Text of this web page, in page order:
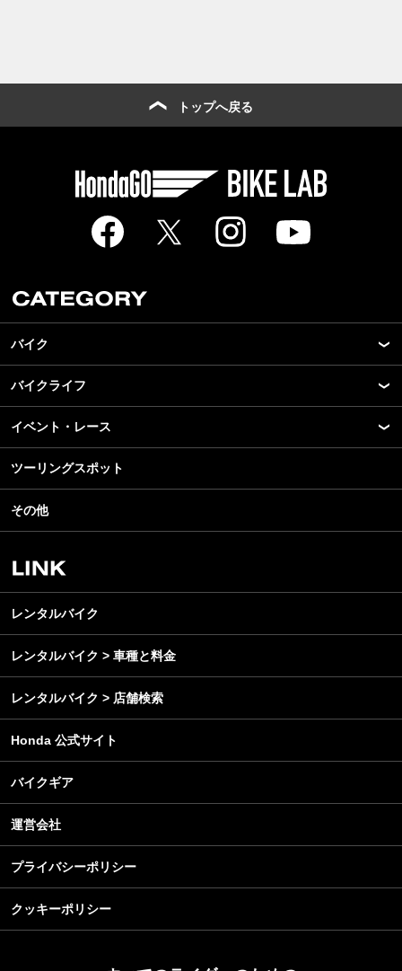
トップへ戻る
バイク
New Model Show
モデル情報
カスタマイズパーツ
テクノロジー
名車・旧車
ビジネス
バイクライフ
アプリ
ライディングギア
ツーリング
アウトドア
レンタルバイク
イベント・レース
モータースポーツ
イベント
スクール・レッスン
ツーリングスポット
その他
レンタルバイク
レンタルバイク > 車種と料金
レンタルバイク > 店舗検索
Honda 公式サイト
バイクギア
運営会社
プライバシーポリシー
クッキーポリシー